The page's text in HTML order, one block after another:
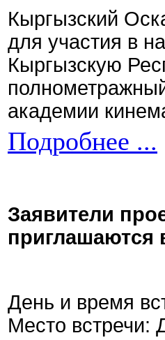
Кыргызский
для участия в
Кыргызскую
академии
Подробнее ...
Заявители
приглашаются
День и время
Место встречи: